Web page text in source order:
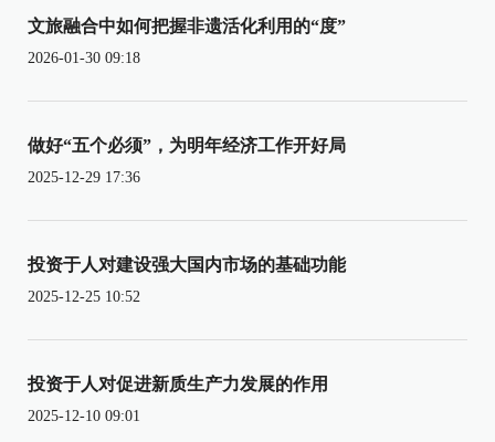
文旅融合中如何把握非遗活化利用的“度”
2026-01-30 09:18
做好“五个必须”，为明年经济工作开好局
2025-12-29 17:36
投资于人对建设强大国内市场的基础功能
2025-12-25 10:52
投资于人对促进新质生产力发展的作用
2025-12-10 09:01